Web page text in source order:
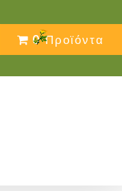
0 Προϊόντα